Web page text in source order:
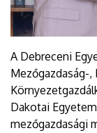
A Debreceni
Mezőgazdaság-
Dakotai
mezőgazdasági